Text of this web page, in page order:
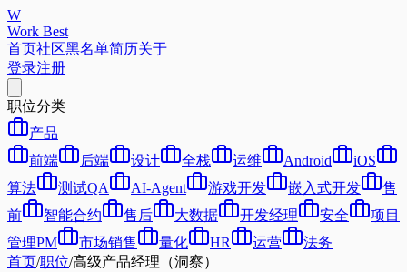
W
Work Best
首页社区黑名单简历关于
登录注册
职位分类
产品
前端
后端 设计 全栈 运维 Android
iOS
算法
测试QA AI-Agent 游戏开发 嵌入式开发
售
前
智能合约 售后 大数据 开发经理 安全
项目
管理PM
市场销售 量化 HR 运营
法务
首页/职位/高级产品经理（洞察）